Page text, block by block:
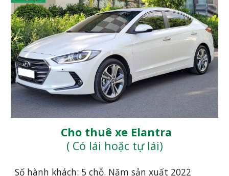
Cho thuê xe Elantra
( Có lái hoặc tự lái)
Số hành khách: 5 chỗ. Năm sản xuất 2022